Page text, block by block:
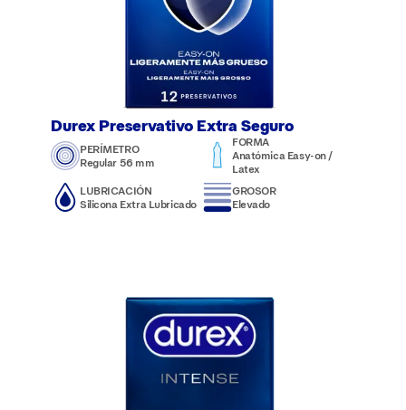
Durex Preservativo Extra Seguro
PERÍMETRO
Regular 56 mm
FORMA
Anatómica Easy-on /
Latex
LUBRICACIÓN
Silicona Extra Lubricado
GROSOR
Elevado